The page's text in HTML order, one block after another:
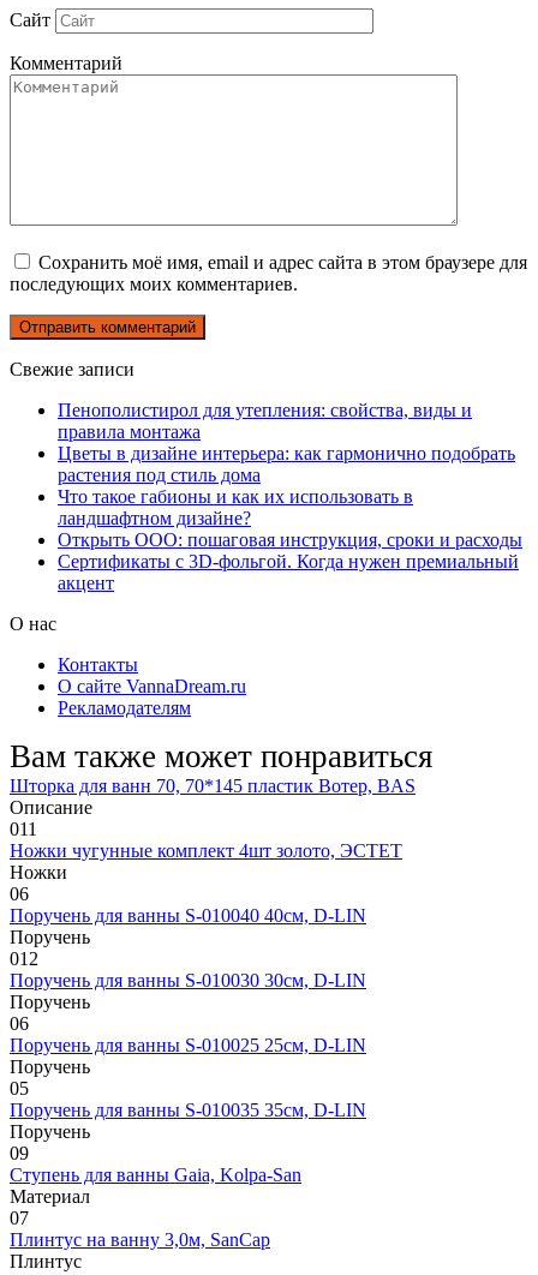
Сайт
Комментарий
Сохранить моё имя, email и адрес сайта в этом браузере для
последующих моих комментариев.
Свежие записи
Пенополистирол для утепления: свойства, виды и
правила монтажа
Цветы в дизайне интерьера: как гармонично подобрать
растения под стиль дома
Что такое габионы и как их использовать в
ландшафтном дизайне?
Открыть ООО: пошаговая инструкция, сроки и расходы
Сертификаты с 3D-фольгой. Когда нужен премиальный
акцент
О нас
Контакты
О сайте VannaDream.ru
Рекламодателям
Вам также может понравиться
Шторка для ванн 70, 70*145 пластик Вотер, BAS
Описание
011
Ножки чугунные комплект 4шт золото, ЭСТЕТ
Ножки
06
Поручень для ванны S-010040 40см, D-LIN
Поручень
012
Поручень для ванны S-010030 30см, D-LIN
Поручень
06
Поручень для ванны S-010025 25см, D-LIN
Поручень
05
Поручень для ванны S-010035 35см, D-LIN
Поручень
09
Ступень для ванны Gaia, Kolpa-San
Материал
07
Плинтус на ванну 3,0м, SanCap
Плинтус